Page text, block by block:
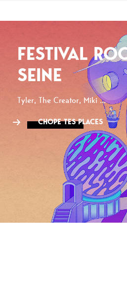
FESTIVAL
SEINE
Tyler, The Creator, Miki ...
CHOPE TES PLACES